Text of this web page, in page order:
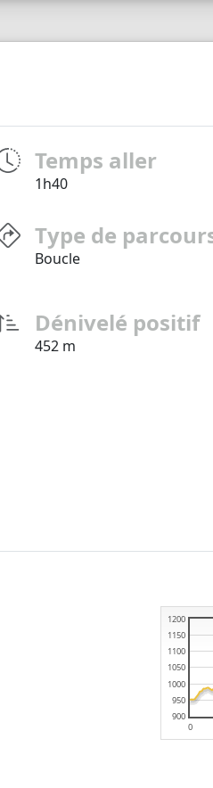
Temps aller
1h40
Type de
Boucle
Dénivelé positif
452 m
0
900
950
1000
1050
1100
1150
1200